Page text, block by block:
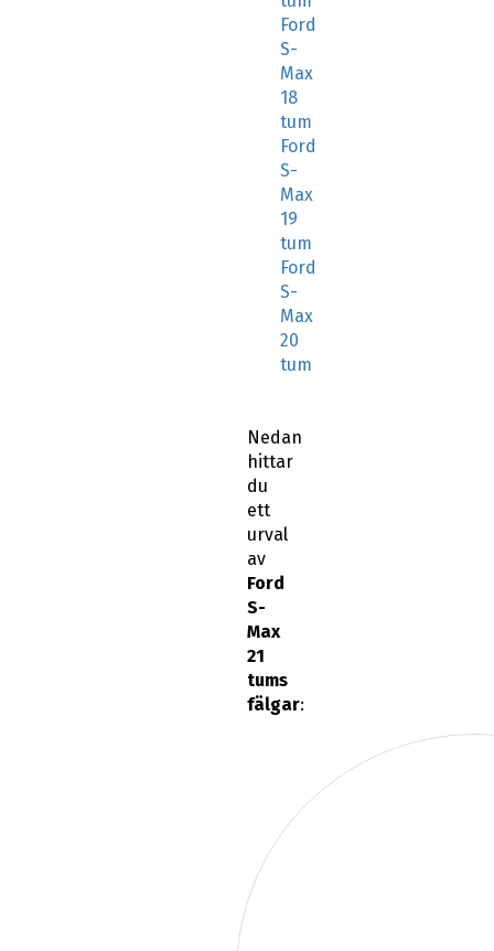
Ford
S-
Max
18
tum
Ford
S-
Max
19
tum
Ford
S-
Max
20
tum
Nedan
hittar
du
ett
urval
av
Ford
S-
Max
21
tums
fälgar: